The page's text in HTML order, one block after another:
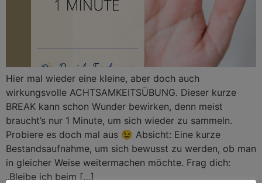
Hier mal wieder eine kleine, aber doch auch
wirkungsvolle ACHTSAMKEITSÜBUNG. Dieser kurze
BREAK kann schon Wunder bewirken, denn meist
braucht’s nur 1 Minute, um sich wieder zu sammeln.
Probiere es doch mal aus 😉 Absicht: Eine kurze
Bestandsaufnahme, um sich bewusst zu werden, ob man
in gleicher Weise weitermachen möchte. Frag dich:
„Bleibe ich beim […]